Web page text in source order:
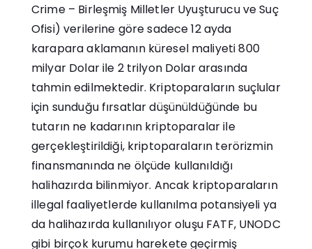
Crime – Birleşmiş Milletler Uyuşturucu ve Suç
Ofisi) verilerine göre sadece 12 ayda
karapara aklamanın küresel maliyeti 800
milyar Dolar ile 2 trilyon Dolar arasında
tahmin edilmektedir. Kriptoparaların suçlular
için sunduğu fırsatlar düşünüldüğünde bu
tutarın ne kadarının kriptoparalar ile
gerçekleştirildiği, kriptoparaların terörizmin
finansmanında ne ölçüde kullanıldığı
halihazırda bilinmiyor. Ancak kriptoparaların
illegal faaliyetlerde kullanılma potansiyeli ya
da halihazırda kullanılıyor oluşu FATF, UNODC
gibi birçok kurumu harekete geçirmiş